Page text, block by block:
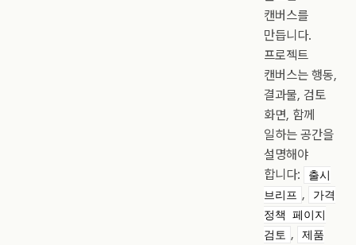
캔버스를
만듭니다.
프로젝트
캔버스는 행동,
결과물, 검토
화면, 함께
일하는 공간을
설명해야
합니다:
출시
브리프 ,
가격
정책 페이지
검토 ,
제품